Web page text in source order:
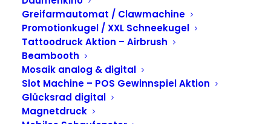
Greifarmautomat / Clawmachine
Promotionkugel / XXL Schneekugel
Tattoodruck Aktion – Airbrush
Beambooth
Mosaik analog & digital
Slot Machine – POS Gewinnspiel Aktion
Glücksrad digital
Magnetdruck
Mirrorbooth für
Calzedonia in
Hamburg